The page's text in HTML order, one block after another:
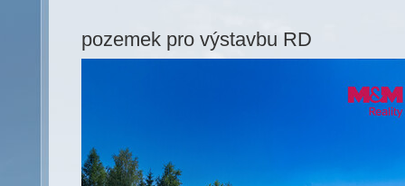
pozemek pro výstavbu RD